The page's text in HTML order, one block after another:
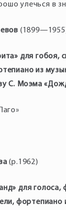
улечься в
для гобоя,
из
С. Моэма
(р.1962)
для голоса,
фортепиано